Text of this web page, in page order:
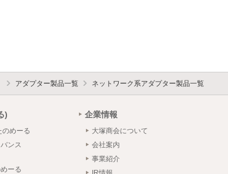
アダプター製品一覧 ネットワーク系アダプター製品一覧
)
のめーる
ンス
ーる
企業情報
大塚商会について
会社案内
事業紹介